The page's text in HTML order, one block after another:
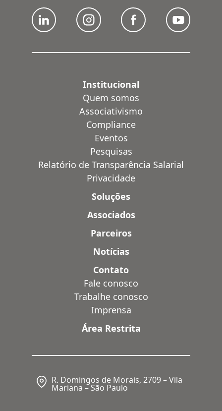
Institucional
Quem somos
Associativismo
Compliance
Eventos
Pesquisas
Relatório de Transparência Salarial
Privacidade
Soluções
Associados
Parceiros
Notícias
Contato
Fale conosco
Trabalhe conosco
Imprensa
Área Restrita
R. Domingos de Morais, 2709 – Vila
Mariana – São Paulo